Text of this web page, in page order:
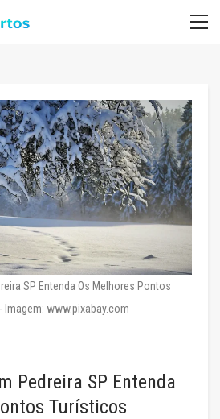
SP Entenda Os Melhores Pontos
Imagem: www.pixabay.com
Pedreira SP Entenda
Turísticos